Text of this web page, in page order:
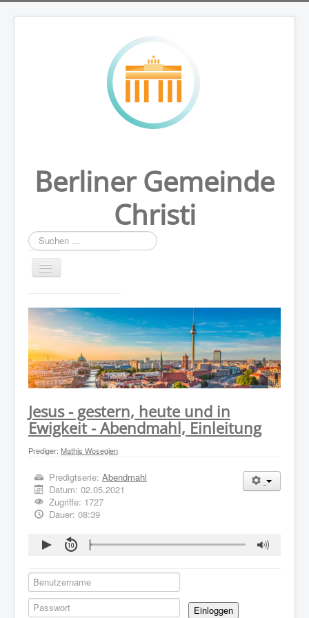
Berliner Gemeinde
Christi
Suchen
...
WER WIR SIND
GOTTESDIENST
PREDIGTEN
KONTAKT
Jesus - gestern, heute und in
Ewigkeit - Abendmahl, Einleitung
Prediger: Mathis Wosegien
Predigtserie:Abendmahl
Datum:02.05.2021
Zugriffe: 1727
Dauer: 08:39
Einloggen